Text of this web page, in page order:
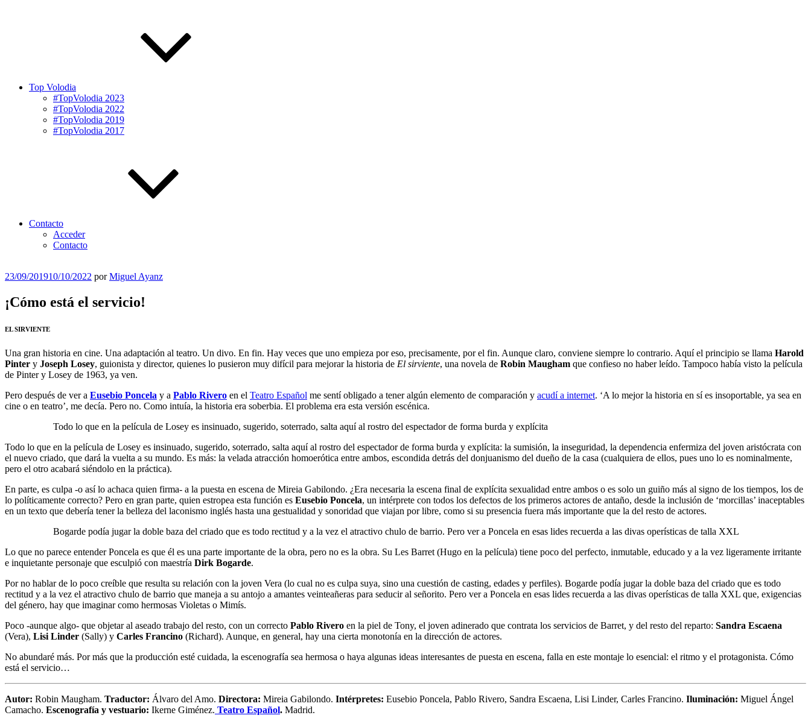
Top Volodia
#TopVolodia 2023
#TopVolodia 2022
#TopVolodia 2019
#TopVolodia 2017
Contacto
Acceder
Contacto
Publicado
23/09/201910/10/2022 porMiguel Ayanz
¡Cómo está el servicio!
EL SIRVIENTE
Una gran historia en cine. Una adaptación al teatro. Un divo. En fin. Hay veces que uno empieza por eso, precisamente, por el fin. Aunque claro, conviene siempre lo contrario. Aquí el principio se llama Harold
Pinter y Joseph Losey, guionista y director, quienes lo pusieron muy difícil para mejorar la historia de El sirviente, una novela de Robin Maugham que confieso no haber leído. Tampoco había visto la película
de Pinter y Losey de 1963, ya ven.
Pero después de ver a Eusebio Poncela y a Pablo Rivero en el Teatro Español me sentí obligado a tener algún elemento de comparación y acudí a internet. ‘A lo mejor la historia en sí es insoportable, ya sea en
cine o en teatro’, me decía. Pero no. Como intuía, la historia era soberbia. El problema era esta versión escénica.
Todo lo que en la película de Losey es insinuado, sugerido, soterrado, salta aquí al rostro del espectador de forma burda y explícita
Todo lo que en la película de Losey es insinuado, sugerido, soterrado, salta aquí al rostro del espectador de forma burda y explícita: la sumisión, la inseguridad, la dependencia enfermiza del joven aristócrata con
el nuevo criado, que dará la vuelta a su mundo. Es más: la velada atracción homoerótica entre ambos, escondida detrás del donjuanismo del dueño de la casa (cualquiera de ellos, pues uno lo es nominalmente,
pero el otro acabará siéndolo en la práctica).
En parte, es culpa -o así lo achaca quien firma- a la puesta en escena de Mireia Gabilondo. ¿Era necesaria la escena final de explícita sexualidad entre ambos o es solo un guiño más al signo de los tiempos, los de
lo políticamente correcto? Pero en gran parte, quien estropea esta función es Eusebio Poncela, un intérprete con todos los defectos de los primeros actores de antaño, desde la inclusión de ‘morcillas’ inaceptables
en un texto que debería tener la belleza del laconismo inglés hasta una gestualidad y sonoridad que viajan por libre, como si su presencia fuera más importante que la del resto de actores.
Bogarde podía jugar la doble baza del criado que es todo rectitud y a la vez el atractivo chulo de barrio. Pero ver a Poncela en esas lides recuerda a las divas operísticas de talla XXL
Lo que no parece entender Poncela es que él es una parte importante de la obra, pero no es la obra. Su Les Barret (Hugo en la película) tiene poco del perfecto, inmutable, educado y a la vez ligeramente irritante
e inquietante personaje que esculpió con maestría Dirk Bogarde.
Por no hablar de lo poco creíble que resulta su relación con la joven Vera (lo cual no es culpa suya, sino una cuestión de casting, edades y perfiles). Bogarde podía jugar la doble baza del criado que es todo
rectitud y a la vez el atractivo chulo de barrio que maneja a su antojo a amantes veinteañeras para seducir al señorito. Pero ver a Poncela en esas lides recuerda a las divas operísticas de talla XXL que, exigencias
del género, hay que imaginar como hermosas Violetas o Mimís.
Poco -aunque algo- que objetar al aseado trabajo del resto, con un correcto Pablo Rivero en la piel de Tony, el joven adinerado que contrata los servicios de Barret, y del resto del reparto: Sandra Escaena
(Vera), Lisi Linder (Sally) y Carles Francino (Richard). Aunque, en general, hay una cierta monotonía en la dirección de actores.
No abundaré más. Por más que la producción esté cuidada, la escenografía sea hermosa o haya algunas ideas interesantes de puesta en escena, falla en este montaje lo esencial: el ritmo y el protagonista. Cómo
está el servicio…
Autor: Robin Maugham. Traductor: Álvaro del Amo. Directora: Mireia Gabilondo. Intérpretes: Eusebio Poncela, Pablo Rivero, Sandra Escaena, Lisi Linder, Carles Francino. Iluminación: Miguel Ángel
Camacho. Escenografía y vestuario: Ikerne Giménez. Teatro Español. Madrid.